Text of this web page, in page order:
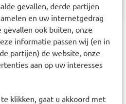
gevallen, derde partijen
en uw internetgedrag
gevallen ook buiten, onze
informatie passen wij (en in
partijen) de website, onze
aan op uw interesses
klikken, gaat u akkoord met